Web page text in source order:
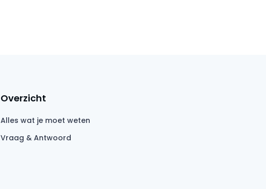
Overzicht
Alles wat je moet weten
Vraag & Antwoord